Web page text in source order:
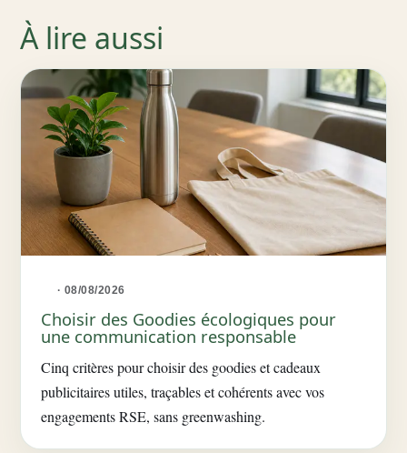
À lire aussi
· 08/08/2026
Choisir des Goodies écologiques pour
une communication responsable
Cinq critères pour choisir des goodies et cadeaux
publicitaires utiles, traçables et cohérents avec vos
engagements RSE, sans greenwashing.